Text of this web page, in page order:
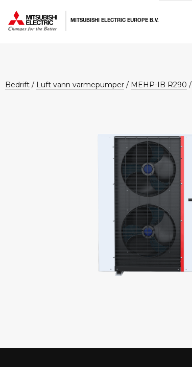
primær
hovedinnhold
bunntekst
MITSUBISHI ELECTRIC EUROPE B.V.
bedrift / Luft vann varmepumper / MEHP-IB R290 /